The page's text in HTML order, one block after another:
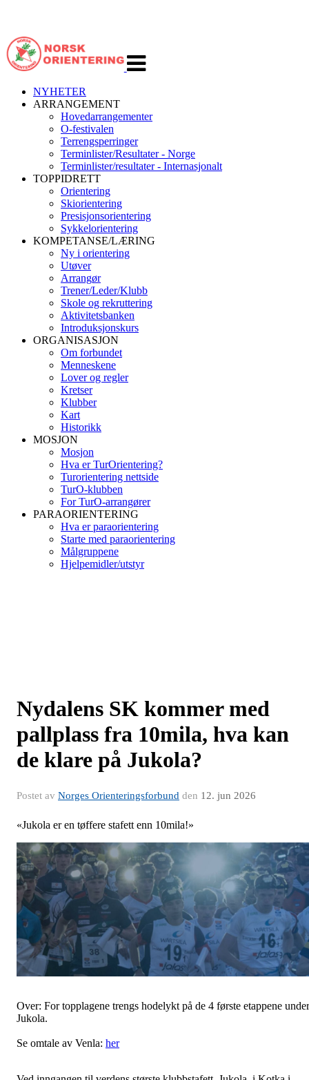
navigasjon
NYHETER
ARRANGEMENT
Hovedarrangementer
O-festivalen
Terrengsperringer
Terminlister/Resultater - Norge
Terminlister/resultater - Internasjonalt
TOPPIDRETT
Orientering
Skiorientering
Presisjonsorientering
Sykkelorientering
KOMPETANSE/LÆRING
Ny i orientering
Utøver
Arrangør
Trener/Leder/Klubb
Skole og rekruttering
Aktivitetsbanken
Introduksjonskurs
ORGANISASJON
Om forbundet
Menneskene
Lover og regler
Kretser
Klubber
Kart
Historikk
MOSJON
Mosjon
Hva er TurOrientering?
Turorientering nettside
TurO-klubben
For TurO-arrangører
PARAORIENTERING
Hva er paraorientering
Starte med paraorientering
Målgruppene
Hjelpemidler/utstyr
Nydalens SK kommer med
pallplass fra 10mila, hva kan
de klare på Jukola?
Postet av Norges Orienteringsforbund den 12. jun 2026
«Jukola er en tøffere stafett enn 10mila!»
Over: For topplagene trengs hodelykt på de 4 første etappene under
Jukola.
Se omtale av Venla: her